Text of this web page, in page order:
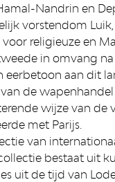
Nandrin en
vorstendom
religieuze en
in omvang
aan dit
de
wijze van de
met Parijs.
van
bestaat uit
uit de tijd van